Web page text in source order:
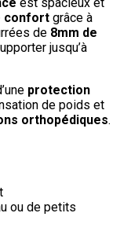
confort grâce à
de 8mm de
jusqu’à
protection
de poids et
orthopédiques.
ou de petits